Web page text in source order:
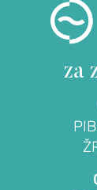
Drugi
za